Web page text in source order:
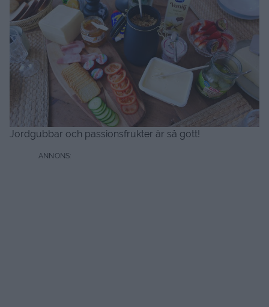
Jordgubbar och passionsfrukter är så gott!